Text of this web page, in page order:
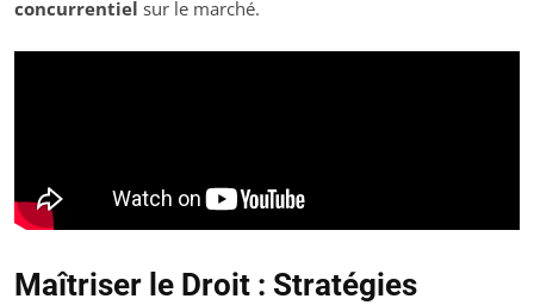
concurrentiel sur le marché.
Maîtriser le Droit : Stratégies